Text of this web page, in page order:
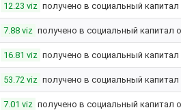
12.23 viz получено в социальный
7.88 viz получено в социальный капитал
16.81 viz получено в социальный
53.72 viz получено в социальный
7.01 viz получено в социальный капитал